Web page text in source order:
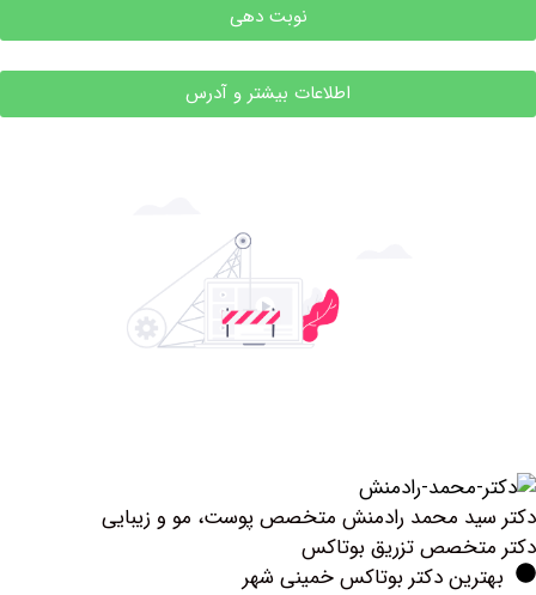
نوبت دهی
اطلاعات بیشتر و آدرس
محمد رادمنش متخصص پوست، مو و زیبایی
تزریق بوتاكس
دکتر بوتاکس خمینی شهر